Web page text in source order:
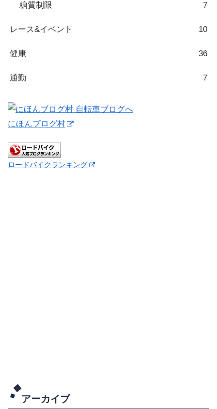
糖質制限 7
レース&イベント 10
健康 36
通勤 7
にほんブログ村
ロードバイクランキング
アーカイブ